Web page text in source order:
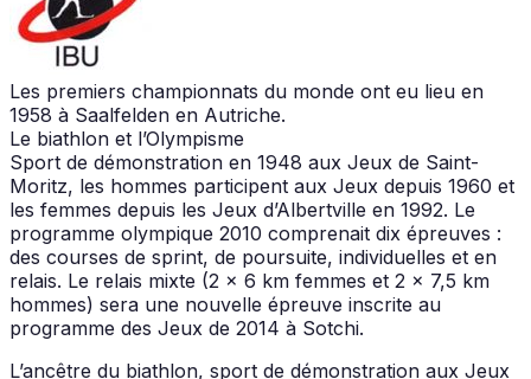
Les premiers championnats du monde ont eu lieu en
1958 à Saalfelden en Autriche.
Le biathlon et l’Olympisme
Sport de démonstration en 1948 aux Jeux de Saint-
Moritz, les hommes participent aux Jeux depuis 1960 et
les femmes depuis les Jeux d’Albertville en 1992. Le
programme olympique 2010 comprenait dix épreuves :
des courses de sprint, de poursuite, individuelles et en
relais. Le relais mixte (2 x 6 km femmes et 2 x 7,5 km
hommes) sera une nouvelle épreuve inscrite au
programme des Jeux de 2014 à Sotchi.
L’ancêtre du biathlon, sport de démonstration aux Jeux